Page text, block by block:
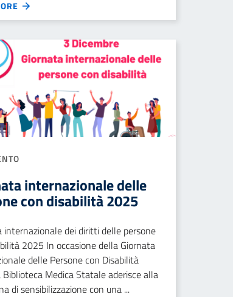
internazionale delle
con disabilità 2025
internazionale dei diritti delle persone
2025 In occasione della Giornata
delle Persone con Disabilità
Medica Statale aderisce alla
di sensibilizzazione con una ...